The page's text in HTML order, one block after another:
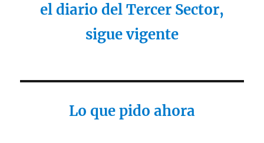
el diario del Tercer Sector,
sigue vigente
Lo que pido ahora